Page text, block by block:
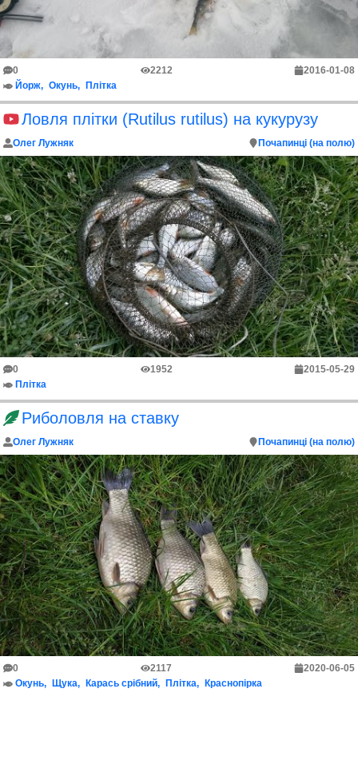
0 2212
2016-01-08
Йорж
Окунь Плітка
Ловля плітки (Rutilus rutilus) на кукурузу
Олег Лужняк Почапинці (на полю)
0 1952
2015-05-29
Плітка
Риболовля на ставку
Олег Лужняк Почапинці (на полю)
0 2117
2020-06-05
Окунь
Щука Карась срібний Плітка Краснопірка